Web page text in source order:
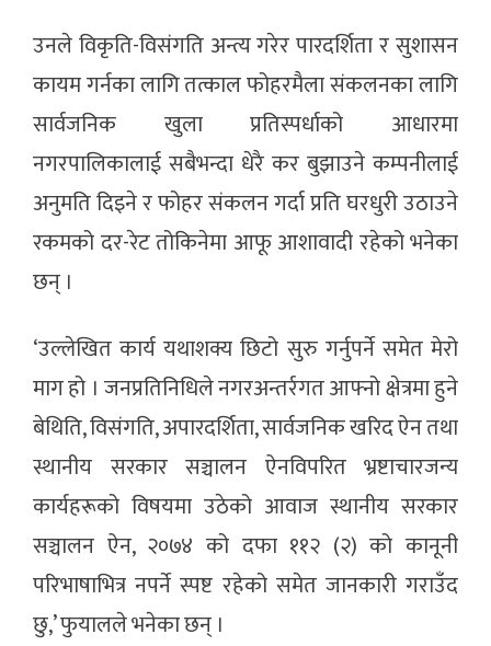
उनले विकृति-विसंगति अन्त्य गरेर पारदर्शिता र सुशासन
कायम गर्नका लागि तत्काल फोहरमैला संकलनका लागि
सार्वजनिक खुला प्रतिस्पर्धाको आधारमा
नगरपालिकालाई सबैभन्दा धेरै कर बुझाउने कम्पनीलाई
अनुमति दिइने र फोहर संकलन गर्दा प्रति घरधुरी उठाउने
रकमको दर-रेट तोकिनेमा आफू आशावादी रहेको भनेका
छन् ।
‘उल्लेखित कार्य यथाशक्य छिटो सुरु गर्नुपर्ने समेत मेरो
माग हो । जनप्रतिनिधिले नगरअन्तर्रगत आफ्नो क्षेत्रमा हुने
बेथिति, विसंगति, अपारदर्शिता, सार्वजनिक खरिद ऐन तथा
स्थानीय सरकार सञ्चालन ऐनविपरित भ्रष्टाचारजन्य
कार्यहरूको विषयमा उठेको आवाज स्थानीय सरकार
सञ्चालन ऐन, २०७४ को दफा ११२ (२) को कानूनी
परिभाषाभित्र नपर्ने स्पष्ट रहेको समेत जानकारी गराउँद
छु,’ फुयालले भनेका छन् ।